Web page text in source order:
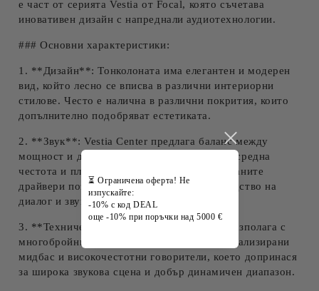
е част от серията Vestia от Focal, която съчетава
иновативен дизайн с напреднали аудиотехнологии.
### Основни характеристики:
1. **Дизайн**: Тонколоната има елегантен и модерен
вид, който лесно се вписва в различни интериорни
стилове. Често е налична в различни покрития, които
допълнително подобряват естетиката.
2. **Звук**: Vestia Center предлага баланс между
мощност и детайлност, осигурявайки ясна средна
честота и плътен бас. Специално проектираните
драйвери позволяват прецизно възпроизводство на
диалог и звукови ефекти.
3. **Технически спецификации**: Често разполага с
многобройни драйвери, включително специализирани
мидбас и високочестотни говорители, което допринася
за широка звукова сцена и добър динамичен диапазон.
⏳ Ограничена оферта! Не
изпускайте:
-10% с код DEAL
още -10% при поръчки над 5000 €